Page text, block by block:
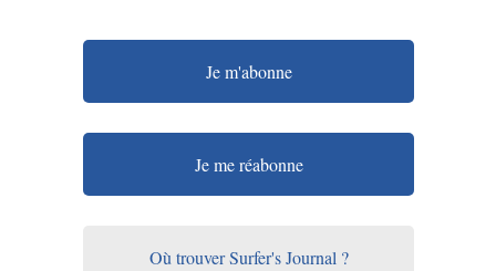
Je m'abonne
Je me réabonne
Où trouver Surfer's Journal ?